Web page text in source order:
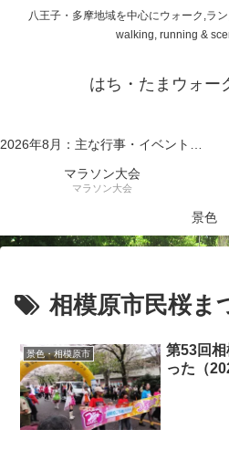
八王子・多摩地域を中心にウォーク,ラ
walking, running &
はち・たまウォー
2026年8月：主な行事・イベント一覧
マラソン大会
マラソン大会
景色
相模原市民桜ま
景色・相模原市
第53回
った（